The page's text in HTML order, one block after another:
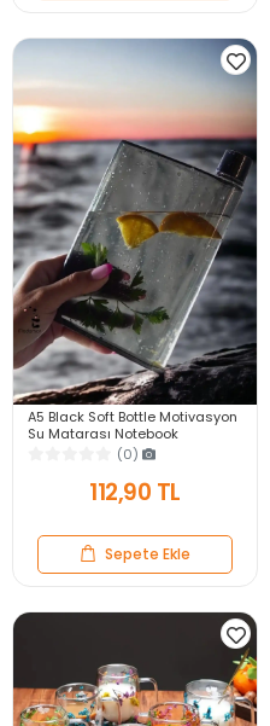
A5 Black Soft Bottle Motivasyon
Su Matarası Notebook
Taşınabilir Sporcu Suluk Su
(0)
112,90 TL
Sepete Ekle